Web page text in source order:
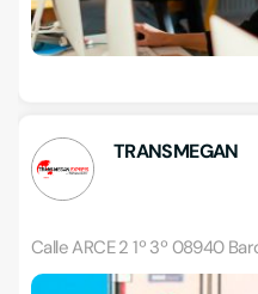
TRANSMEGAN
Calle ARCE 2 1º 3º 08940